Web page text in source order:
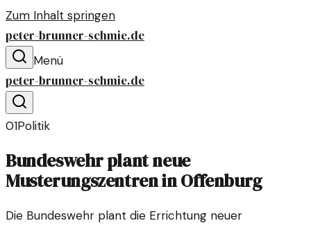
Zum Inhalt springen
peter-brunner-schmie.de
Menü
peter-brunner-schmie.de
01Politik
Bundeswehr plant neue
Musterungszentren in Offenburg
Die Bundeswehr plant die Errichtung neuer